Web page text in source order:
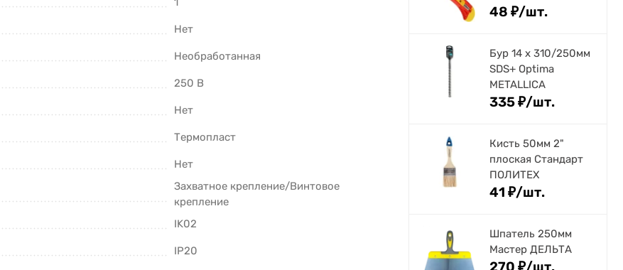
Нет
Необработанная
250 В
Нет
Термопласт
Нет
Захватное крепление/Винтовое
крепление
IK02
IP20
48 ₽/шт.
Бур 14 х 310/250мм
SDS+ Optima
METALLICA
335₽/шт.
Кисть 50мм 2"
плоская Стандарт
ПОЛИТЕХ
41 ₽/шт.
Шпатель 250мм
Мастер ДЕЛЬТА